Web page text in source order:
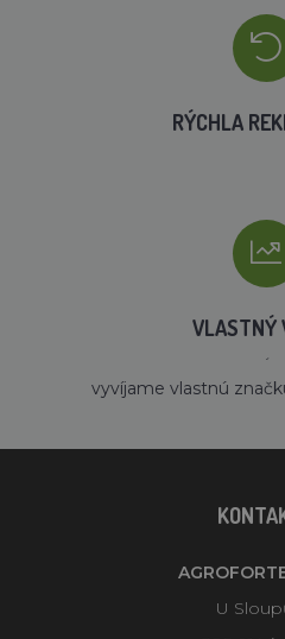
RÝCHLA
VLASTNÝ
´
vyvíjame vlastnú
U